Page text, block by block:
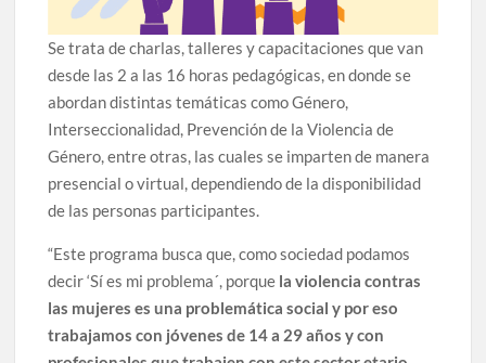
Se trata de charlas, talleres y capacitaciones que van
desde las 2 a las 16 horas pedagógicas, en donde se
abordan distintas temáticas como Género,
Interseccionalidad, Prevención de la Violencia de
Género, entre otras, las cuales se imparten de manera
presencial o virtual, dependiendo de la disponibilidad
de las personas participantes.
“Este programa busca que, como sociedad podamos
decir ‘Sí es mi problema´, porque la violencia contras
las mujeres es una problemática social y por eso
trabajamos con jóvenes de 14 a 29 años y con